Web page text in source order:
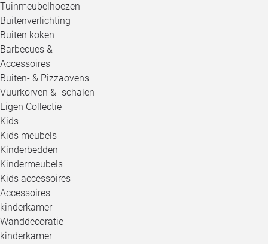
Tuinmeubelhoezen
Buitenverlichting
Buiten koken
Barbecues &
Accessoires
Buiten- & Pizzaovens
Vuurkorven & -schalen
Eigen Collectie
Kids
Kids meubels
Kinderbedden
Kindermeubels
Kids accessoires
Accessoires
kinderkamer
Wanddecoratie
kinderkamer